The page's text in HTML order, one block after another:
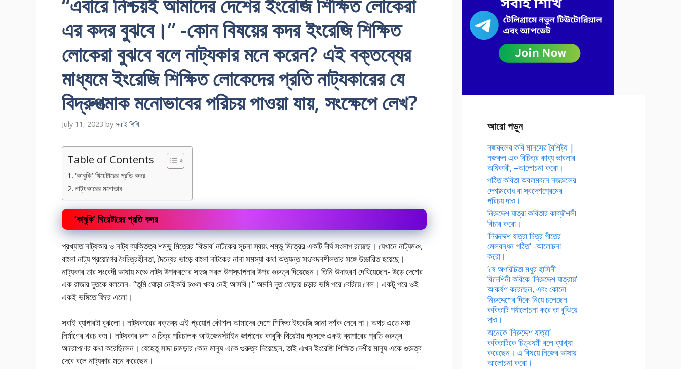
এর কদর বুঝবে।” -কোন বিষয়ের কদর ইংরেজি শিক্ষিত
লোকেরা বুঝবে বলে নাট্যকার মনে করেন? এই বক্তব্যের
মাধ্যমে ইংরেজি শিক্ষিত লোকেদের প্রতি নাট্যকারের যে
বিদ্রুপত্মাক মনোভাবের পরিচয় পাওয়া যায়, সংক্ষেপে লেখ?
July 11, 2023 by সবাই শিখি
Table of Contents
‘কাবুকি’ থিয়েটারের প্রতি কদর
নাট্যকারের মনোভাব
‘কাবুকি’ থিয়েটারের প্রতি কদর
প্রখ্যাত নাট্যকার ও নাট্য ব্যক্তিত্ব শম্ভু মিত্রের ‘বিভাব’ নাটকের সূচনা স্বয়ং শম্ভু মিত্রের একটি দীর্ঘ সংলাপ রয়েছে। যেখানে নাট্যমঞ্চ,
বাংলা নাট্য প্রয়োগের বৈচিত্রহীনতা, দৈন্যের ভাড়ে বাংলা নাটকের নানা সমস্যা কথা অত্যন্ত সংবেদনশীলতার সঙ্গে উচ্চারিত হয়েছে।
নাট্যকার তার সংবেদী ভাষায় মঞ্চে নাট্য উপকরণের সহজ সরল উপস্থাপনার উপর গুরুত্ব দিয়েছেন। তিনি উদাহরণ দেখিয়েছেন- উড়ে দেশের
এক রাজার দূতকে বললেন- “তুমি ঘোড়া নেইকরি চঞ্চল খবর নেই আসবি।” অমনি দূত ঘোড়ায় চড়ার ভঙ্গি পরে বেরিয়ে গেল। একটু পরে ওই
একই ভঙ্গিতে ফিরে এলো।
সবাই ব্যাপারটা বুঝলো। নাট্যকারের বক্তব্য এই প্রয়োগ কৌশল আমাদের দেশে শিক্ষিত ইংরেজি জানা দর্শক নেবে না। অথচ এতে মঞ্চ
নির্মাণের খরচ কম। নাট্যকার রুশ ও চিত্র পরিচালক আইজেনস্টাইন জাপানের কাবুকি থিয়েটার প্রসঙ্গে একই ব্যাপারের প্রতি গুরুত্ব
আরোপণের কথা করেছিলেন। যেহেতু সাদা চামড়ার কোন মানুষ একে গুরুত্ব দিয়েছেন, তাই এখন ইংরেজি শিক্ষিত দেশীয় মানুষ একে গুরুত্ব
দেবে বলে নাট্যকার মনে করেছেন।
আরো পড়ুন
নজরুলের কবি মানসের বৈশিষ্ট্য |
নজরুল এক বিচিত্র কাব্য ভাবনার
অধিকারী, –আলোচনা করো।
পঠিত কবিতা অবলম্বনে নজরুলের
দেশাত্মবোধ বা স্বদেশপ্রেমের
পরিচয় দাও।
নিরুদ্দেশ যাত্রা কবিতার কাব্যশৈলী
বিচার করো।
‘নিরুদ্দেশ যাত্রা চিত্র গীতের
মেলবন্ধন গঠিত’ -আলোচনা
করো।
‘ষে অপরিচিতা মধুর হাসিনী
বিদেশিনী কবিকে ‘নিরুদ্দেশ যাত্রায়’
আকর্ষণ করেছেন, এবং কোনো
নিরুদ্দেশের দিকে নিয়ে চলেছেন
কবিতাটি পর্যালোচনা করে তা বুঝিয়ে
দাও।
অনেকে ‘নিরুদ্দেশ যাত্রা’
কবিতাটিকে চিত্রধর্মী বলে ব্যাখ্যা
করেছেন। এ বিষয়ে নিজের ভাষায়
আলোচনা করো।